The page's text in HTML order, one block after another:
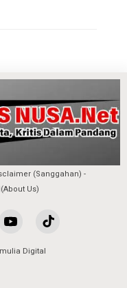
(Sanggahan)
Us)
Digital